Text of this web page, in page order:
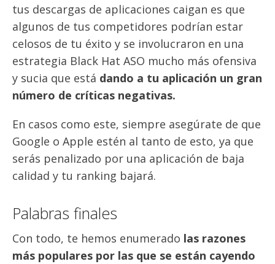
tus descargas de aplicaciones caigan es que
algunos de tus competidores podrían estar
celosos de tu éxito y se involucraron en una
estrategia Black Hat ASO mucho más ofensiva
y sucia que está dando a tu aplicación un gran
número de críticas negativas.
En casos como este, siempre asegúrate de que
Google o Apple estén al tanto de esto, ya que
serás penalizado por una aplicación de baja
calidad y tu ranking bajará.
Palabras finales
Con todo, te hemos enumerado las razones
más populares por las que se están cayendo